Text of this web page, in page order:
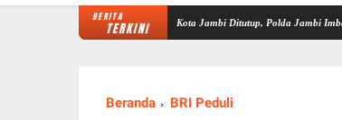
BERITA
TERKINI
Besok Sejumlah Jalan di Kota Jambi Ditutup, Polda Jambi Imbau
Beranda BRI Peduli